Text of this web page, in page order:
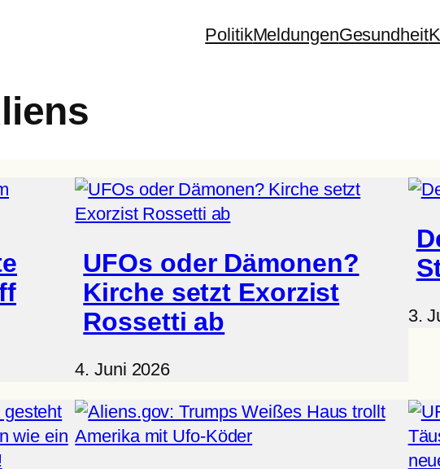
PolitikMeldungenGesundheit
UFOs oder Dämonen?
Kirche setzt Exorzist
Rossetti ab
4. Juni 2026
3.